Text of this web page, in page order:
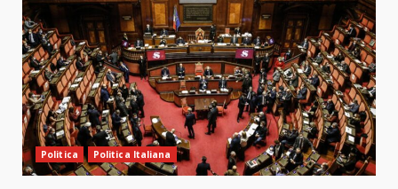
Politica Politica Italiana